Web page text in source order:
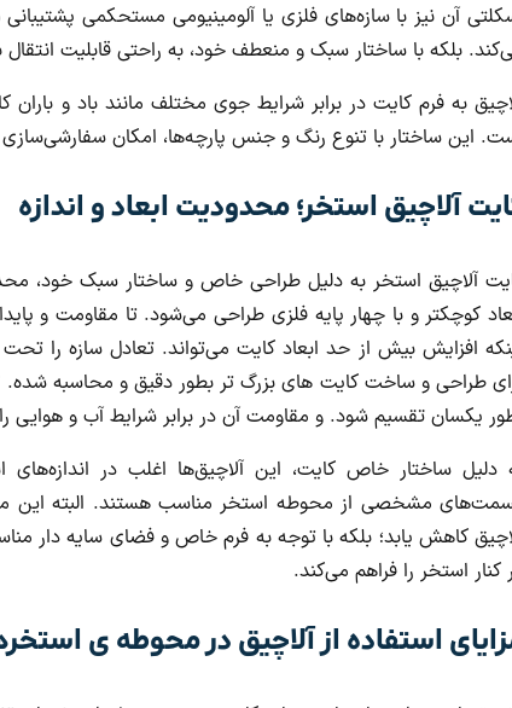
آن نیز با سازه‌های فلزی یا آلومینیومی مستحکمی
بلکه با ساختار سبک و منعطف خود، به راحتی قابلیت
به فرم کایت در برابر شرایط جوی مختلف مانند باد و باران
این ساختار با تنوع رنگ و جنس پارچه‌ها، امکان
آلاچیق استخر؛ محدودیت ابعاد و اندازه
آلاچیق استخر به دلیل طراحی خاص و ساختار سبک خود،
کوچکتر و با چهار پایه فلزی طراحی می‌شود. تا مقاومت و
افزایش بیش از حد ابعاد کایت می‌تواند. تعادل سازه را
طراحی و ساخت کایت های بزرگ تر بطور دقیق و محاسبه شده.
یکسان تقسیم شود. و مقاومت آن در برابر شرایط آب و هوایی
دلیل ساختار خاص کایت، این آلاچیق‌ها اغلب در
مشخصی از محوطه استخر مناسب هستند. البته این
کاهش یابد؛ بلکه با توجه به فرم خاص و فضای سایه دار
کنار استخر را فراهم می‌کند.
استفاده از آلاچیق در محوطه ی